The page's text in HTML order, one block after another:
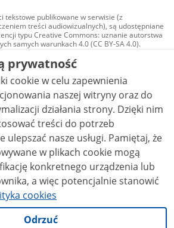
tekstowe publikowane w serwisie (z
treści audiowizualnych), są udostępniane
typu Creative Commons: uznanie autorstwa
samych warunkach 4.0 (CC BY-SA 4.0).
audiowizualne, w tym zdjęcia, materiały
i wideo, są udostępniane na licencji typu
Commons: uznanie autorstwa użycie
- bez utworów zależnych 4.0 (CC BY-
4.0), o ile nie jest to stwierdzone inaczej.
prywatność
cookie w celu zapewnienia
naszej witryny oraz do
działania strony. Dzięki nim
treści do potrzeb
nasze usługi. Pamiętaj, że
w plikach cookie mogą
konkretnego urządzenia lub
a więc potencjalnie stanowić
cookies
Odrzuć